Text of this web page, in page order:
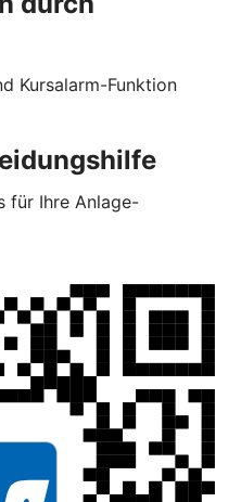
Kursalarm-Funktion
für Ihre Anlage-